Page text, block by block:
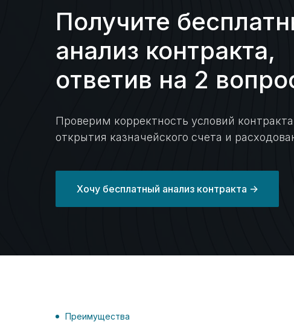
Получите
анализ контракта,
ответив на 2
Проверим корректность условий
открытия казначейского счета и
Хочу бесплатный анализ контракта ->
Преимущества